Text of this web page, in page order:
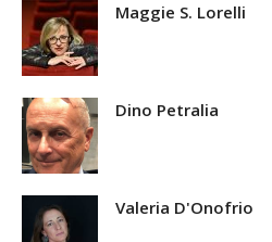
Maggie S. Lorelli
Dino Petralia
Valeria D'Onofrio